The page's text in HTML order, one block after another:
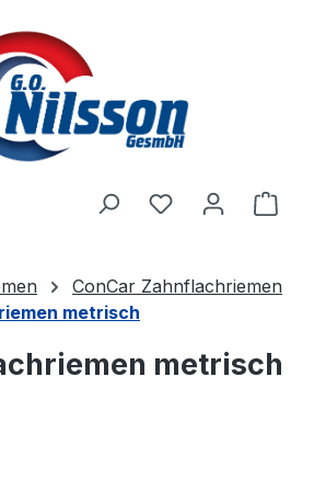
ConCar Zahnflachriemen
metrisch
metrisch